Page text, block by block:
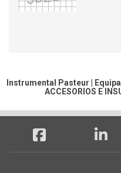
Instrumental Pasteur |
ACCESORIOS E